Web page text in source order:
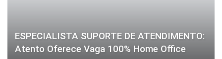
ESPECIALISTA SUPORTE DE ATENDIMENTO:
Atento Oferece Vaga 100% Home Office